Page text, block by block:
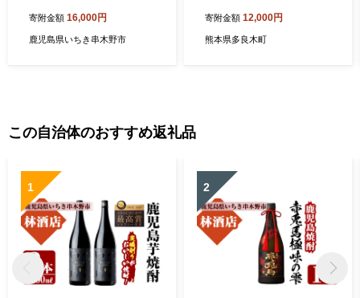
「味噌ステーキ」 や 「チー
ズハンバーグ」など 冷蔵 小
寄附金額 16,000円
鹿児島県いちき串木野市
材 たけのこ 熊本県 多良木町
】096-0008
寄附金額 12,000円
熊本県多良木町
この自治体のおすすめ返礼品
1 2